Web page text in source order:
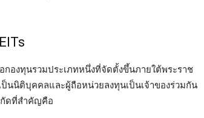
กองทุนรวมประเภทหนึ่งที่จัดตั้งขึ้นภายใต้พระราช
นิติบุคคลและผู้ถือหน่วยลงทุนเป็นเจ้าของร่วมกัน
กัดที่สำคัญคือ